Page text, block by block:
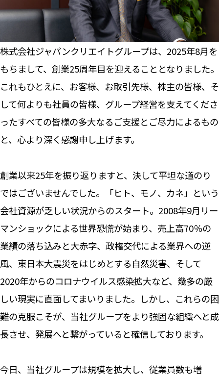
株式会社ジャパンクリエイトグループは、2025年8月を
もちまして、創業25周年目を迎えることとなりました。
これもひとえに、お客様、お取引先様、株主の皆様、そ
して何よりも社員の皆様、グループ経営を支えてくださ
ったすべての皆様の多大なるご支援とご尽力によるもの
と、心より深く感謝申し上げます。
創業以来25年を振り返りますと、決して平坦な道のり
ではございませんでした。「ヒト、モノ、カネ」という
会社資源が乏しい状況からのスタート。2008年9月リー
マンショックによる世界恐慌が始まり、売上高70％の
業績の落ち込みと大赤字、政権交代による業界への逆
風、東日本大震災をはじめとする自然災害、そして
2020年からのコロナウイルス感染拡大など、幾多の厳
しい現実に直面してまいりました。しかし、これらの困
難の克服こそが、当社グループをより強固な組織へと成
長させ、発展へと繋がっていると確信しております。
今日、当社グループは規模を拡大し、従業員数も増